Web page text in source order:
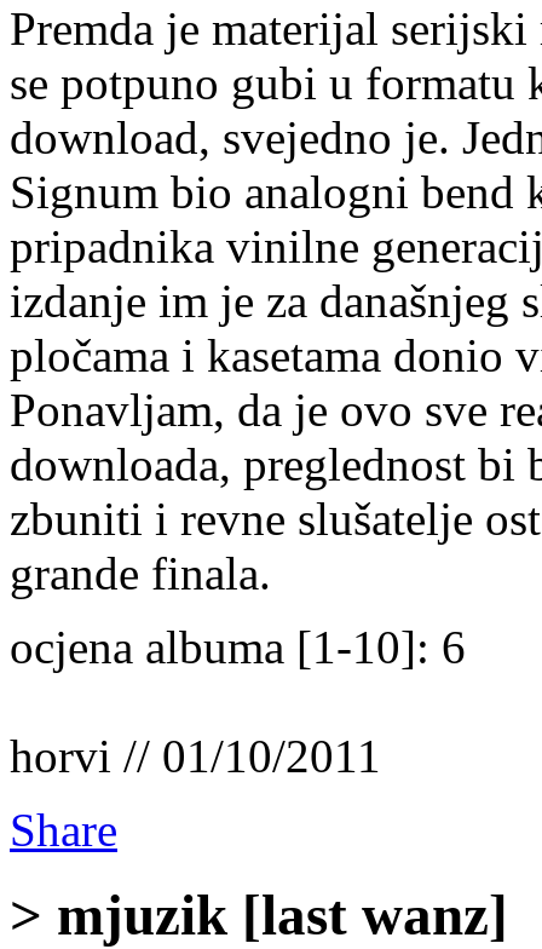
Premda je materijal
se potpuno gubi u
download, svejedno je.
Signum bio analogni
pripadnika vinilne
izdanje im je za današnjeg
pločama i kasetama donio
Ponavljam, da je ovo sve
downloada, preglednost bi
zbuniti i revne slušatelje
grande finala.
ocjena albuma [1-10]: 6
horvi // 01/10/2011
Share
> mjuzik [last wanz]